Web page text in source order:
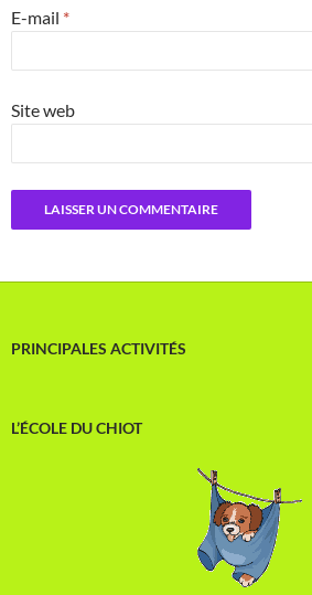
E-mail *
Site web
PRINCIPALES ACTIVITÉS
L’ÉCOLE DU CHIOT